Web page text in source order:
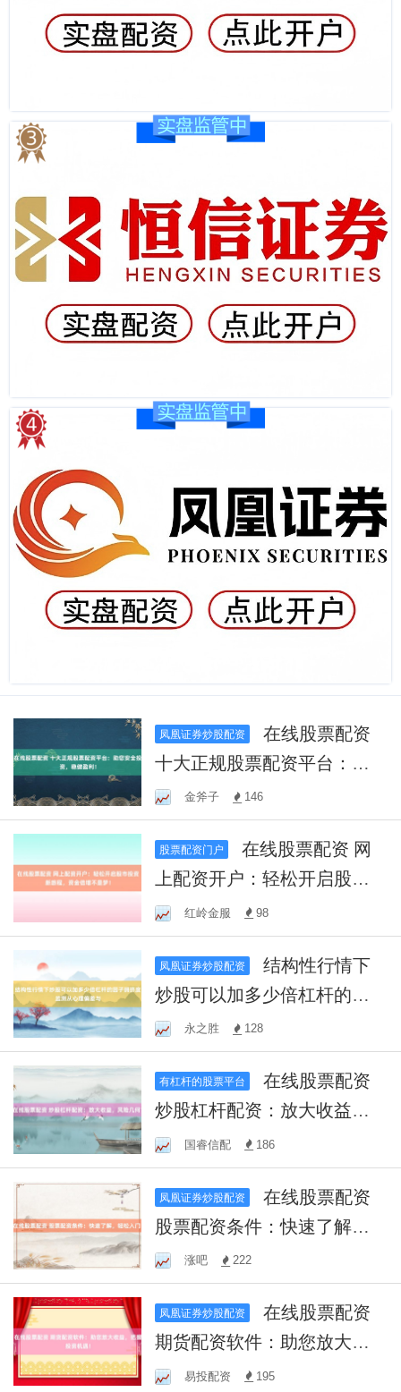
凤凰证券炒股配资
在线股票配资
十大正规股票配资平台：助
您安全投资，稳健盈利！
金斧子 146
股票配资门户
在线股票配资 网
上配资开户：轻松开启股市
投资新旅程，资金倍增不是
梦！
红岭金服 98
凤凰证券炒股配资
结构性行情下
炒股可以加多少倍杠杆的因
子拥挤度监测从心理偏差与
永之胜 128
有杠杆的股票平台
在线股票配资
炒股杠杆配资：放大收益，
风险几何？
国睿信配 186
凤凰证券炒股配资
在线股票配资
股票配资条件：快速了解，
轻松入门！
涨吧 222
凤凰证券炒股配资
在线股票配资
期货配资软件：助您放大收
益，把握投资机遇！
易投配资 195